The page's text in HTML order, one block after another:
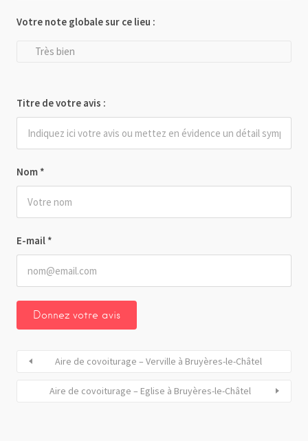
Nom *
E-mail *
Votre note globale sur ce lieu :
Très bien
Titre de votre avis :
Aire de covoiturage – Verville à Bruyères-le-Châtel
Aire de covoiturage – Eglise à Bruyères-le-Châtel